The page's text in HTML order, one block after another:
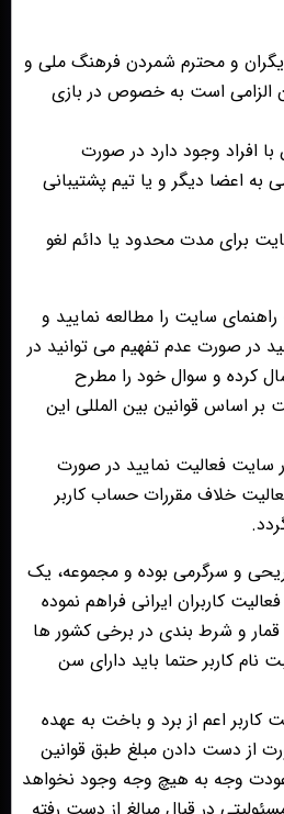
و محترم شمردن فرهنگ ملی و
الزامی است به خصوص در بازی
افراد وجود دارد در صورت
به اعضا دیگر و یا تیم پشتیبانی
برای مدت محدود یا دائم لغو
سایت را مطالعه نمایید و
در صورت عدم تفهیم می توانید در
کرده و سوال خود را مطرح
بر اساس قوانین بین المللی این
سایت فعالیت نمایید در صورت
خلاف مقررات حساب کاربر
و سرگرمی بوده و مجموعه، یک
کاربران ایرانی فراهم نموده
و شرط بندی در برخی کشور ها
نام کاربر حتما باید دارای سن
کاربر اعم از برد و باخت به عهده
از دست دادن مبلغ طبق قوانین
وجه به هیچ وجه وجود نخواهد